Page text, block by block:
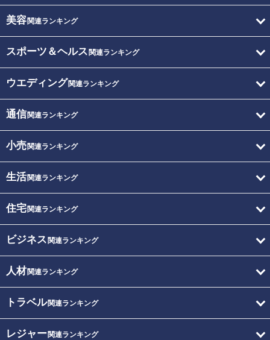
美容関連ランキング
スポーツ＆ヘルス 関連ランキング
ウエディング関連ランキング
通信関連ランキング
小売関連ランキング
生活関連ランキング
住宅関連ランキング
ビジネス 関連ランキング
人材関連ランキング
トラベル関連ランキング
レジャー関連ランキング